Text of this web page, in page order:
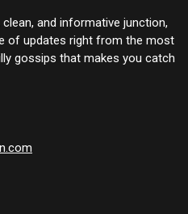
and informative junction,
of updates right from the most
gossips that makes you catch